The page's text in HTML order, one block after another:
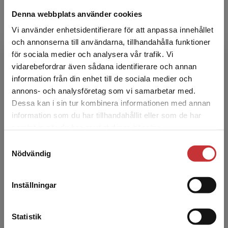
Denna webbplats använder cookies
Vi använder enhetsidentifierare för att anpassa innehållet
och annonserna till användarna, tillhandahålla funktioner
för sociala medier och analysera vår trafik. Vi
vidarebefordrar även sådana identifierare och annan
information från din enhet till de sociala medier och
annons- och analysföretag som vi samarbetar med.
Dessa kan i sin tur kombinera informationen med annan
information som du har tillhandahållit eller som de har
Nödvändig
Inställningar
Statistik
Begränsad fraktregion
Det verkar som att du besöker
studentlitteratur.se via en enhet utanför Sverige.
Vi erbjuder inte leveranser utanför Sverige. För
att kunna slutföra ett köp måste
Wennergren, Ann-Christine (red.)
Allting börjar med en bra lärare - och för att
kunna bli en bra lärare krävs en bra
verksamhetsförlagd utbildning (VFU). Att vara
VFU-handledare är...
197 krinkl. moms
Exkl. moms: 186 kr
Allting börjar med en bra lärare - och för att
verksamhetsförlagd utbildning (VFU). Att vara